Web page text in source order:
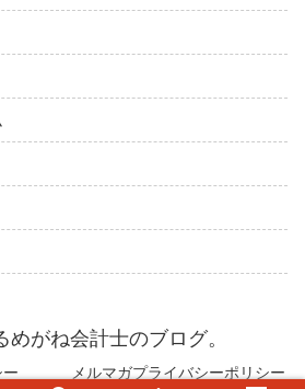
めがね会計士のブログ。
メルマガプライバシーポリシー